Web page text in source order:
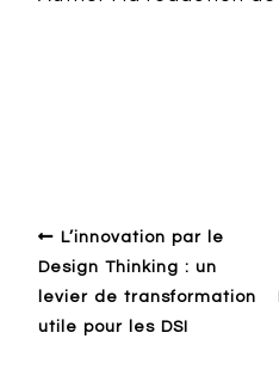
L’innovation par le
Design Thinking : un
levier de transformation
utile pour les DSI